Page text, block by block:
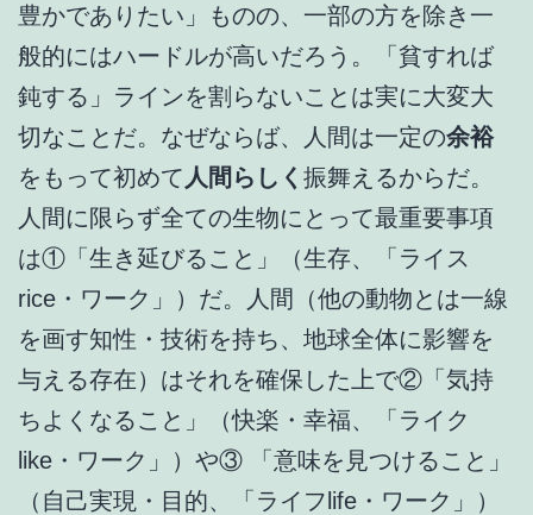
豊かでありたい」ものの、一部の方を除き一
般的にはハードルが高いだろう。「貧すれば
鈍する」ラインを割らないことは実に大変大
切なことだ。なぜならば、人間は一定の余裕
をもって初めて 人間らしく 振舞えるからだ。
人間に限らず全ての生物にとって最重要事項
は①「生き延びること」（生存、「ライス
rice・ワーク」）だ。人間（他の動物とは一線
を画す知性・技術を持ち、地球全体に影響を
与える存在）はそれを確保した上で②「気持
ちよくなること」（快楽・幸福、「ライク
like・ワーク」）や③ 「意味を見つけること」
（自己実現・目的、「ライフlife・ワーク」）